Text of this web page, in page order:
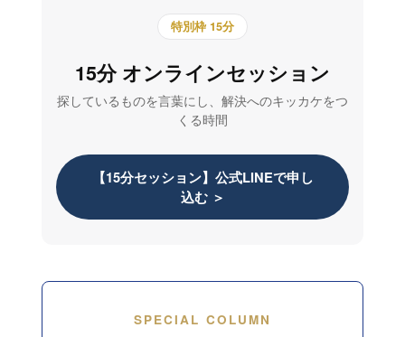
特別枠 15分
15分 オンラインセッション
探しているものを言葉にし、解決へのキッカケをつ
くる時間
【15分セッション】公式LINEで申し
込む ＞
SPECIAL COLUMN